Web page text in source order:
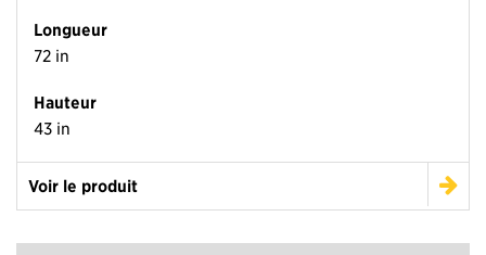
Longueur
72 in
Hauteur
43 in
Voir le produit